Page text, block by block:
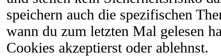
speichern auch die spezifischen
wann du zum letzten Mal gelesen
Cookies akzeptierst oder ablehnst.